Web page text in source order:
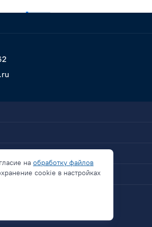
на обработку файлов
cookie в настройках